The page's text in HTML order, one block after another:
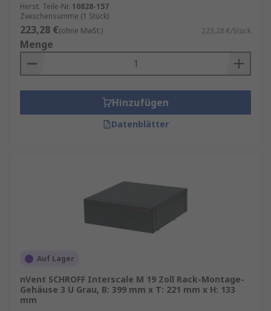
Herst. Teile-Nr. 10828-157
Zwischensumme (1 Stück)
223,28 €(ohne MwSt.) 223,28 €/Stück
Menge
Hinzufügen
Datenblätter
Auf Lager
nVent SCHROFF Interscale M 19 Zoll Rack-Montage-
Gehäuse 3 U Grau, B: 399 mm x T: 221 mm x H: 133
mm